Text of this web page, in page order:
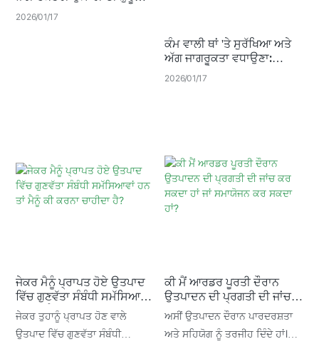
ਕੀਤੀ, ਸਕੇਲਡ ਵਿਕਾਸ ਦੇ ਇੱਕ
ਨਵੇਂ ਪੜਾਅ ਵਿੱਚ ਦਾਖਲ ਹੋਇਆ
20260117
ਕੰਮ ਵਾਲੀ ਥਾਂ 'ਤੇ ਸੁਰੱਖਿਆ ਅਤੇ
ਅੱਗ ਜਾਗਰੂਕਤਾ ਵਧਾਉਣਾ:
ਉਚਮਪਕ ਫੈਕਟਰੀ ਫਾਇਰ ਡ੍ਰਿਲ
202601 17
ਜੇਕਰ ਮੈਨੂੰ ਪ੍ਰਾਪਤ ਹੋਏ ਉਤਪਾਦ
ਵਿੱਚ ਗੁਣਵੱਤਾ ਸੰਬੰਧੀ ਸਮੱਸਿਆਵਾਂ
ਹਨ ਤਾਂ ਮੈਨੂੰ ਕੀ ਕਰਨਾ ਚਾਹੀਦਾ
ਹੈ?
ਜੇਕਰ ਤੁਹਾਨੂੰ ਪ੍ਰਾਪਤ ਹੋਣ ਵਾਲੇ
ਉਤਪਾਦ ਵਿੱਚ ਗੁਣਵੱਤਾ ਸੰਬੰਧੀ
ਕੀ ਮੈਂ ਆਰਡਰ ਪੂਰਤੀ ਦੌਰਾਨ
ਉਤਪਾਦਨ ਦੀ ਪ੍ਰਗਤੀ ਦੀ ਜਾਂਚ
ਕਰ ਸਕਦਾ ਹਾਂ ਜਾਂ ਸਮਾਯੋਜਨ ਕਰ
ਸਕਦਾ ਹਾਂ?
ਅਸੀਂ ਉਤਪਾਦਨ ਦੌਰਾਨ ਪਾਰਦਰਸ਼ਤਾ
ਅਤੇ ਸਹਿਯੋਗ ਨੂੰ ਤਰਜੀਹ ਦਿੰਦੇ ਹਾਂ।